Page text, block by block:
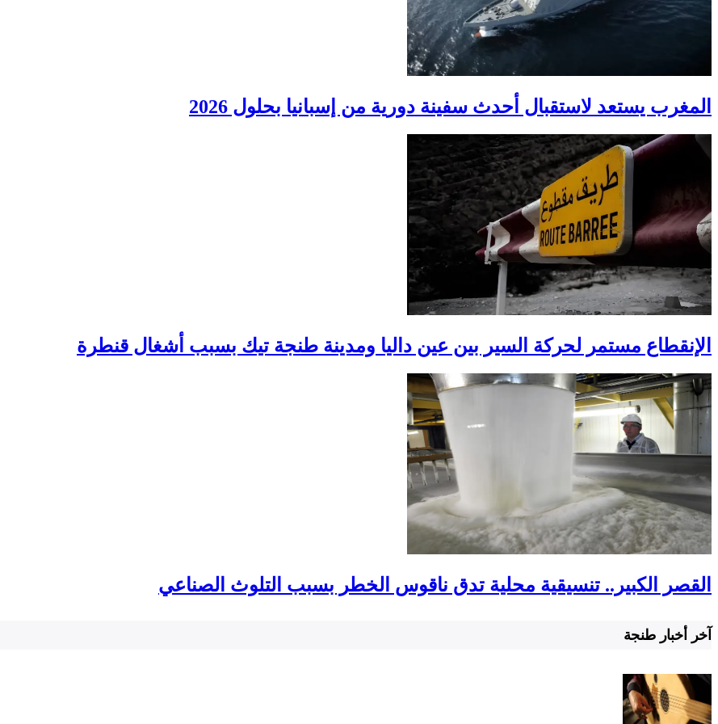
المغرب يستعد لاستقبال أحدث سفينة دورية من إسبانيا بحلول 2026
الإنقطاع مستمر لحركة السير بين عين داليا ومدينة طنجة تيك بسبب أشغال قنطرة
القصر الكبير.. تنسيقية محلية تدق ناقوس الخطر بسبب التلوث الصناعي
آخر أخبار طنجة